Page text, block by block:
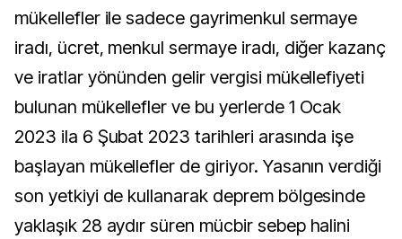
mükellefler ile sadece gayrimenkul sermaye
iradı, ücret, menkul sermaye iradı, diğer kazanç
ve iratlar yönünden gelir vergisi mükellefiyeti
bulunan mükellefler ve bu yerlerde 1 Ocak
2023 ila 6 Şubat 2023 tarihleri arasında işe
başlayan mükellefler de giriyor. Yasanın verdiği
son yetkiyi de kullanarak deprem bölgesinde
yaklaşık 28 aydır süren mücbir sebep halini